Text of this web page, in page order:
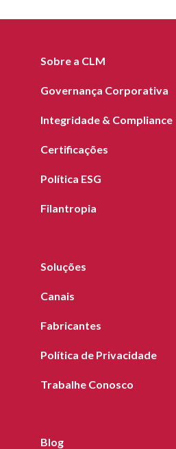
Sobre a CLM
Governança Corporativa
Integridade & Compliance
Certificações
Política ESG
Filantropia
Soluções
Canais
Fabricantes
Política de Privacidade
Trabalhe Conosco
Blog